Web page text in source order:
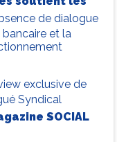
de dialogue
et la
exclusive de
Syndical
SOCIAL